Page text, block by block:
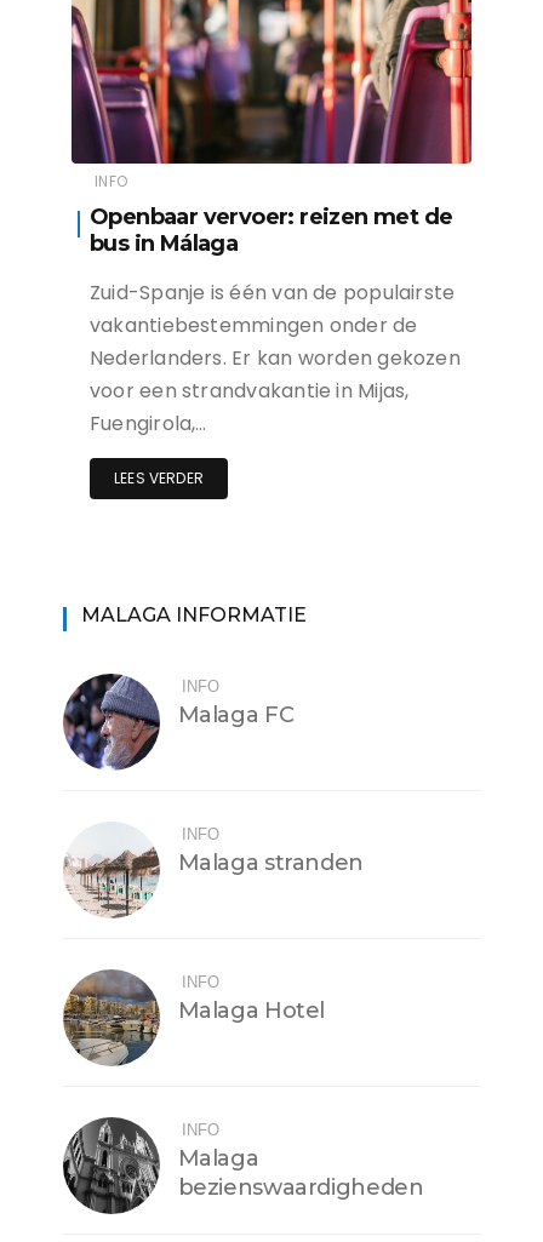
INFO
Openbaar vervoer: reizen met de
bus in Málaga
Zuid-Spanje is één van de populairste
vakantiebestemmingen onder de
Nederlanders. Er kan worden gekozen
voor een strandvakantie in Mijas,
Fuengirola,…
LEES VERDER
MALAGA INFORMATIE
INFO
Malaga FC
INFO
Malaga stranden
INFO
Malaga Hotel
INFO
Malaga
bezienswaardigheden